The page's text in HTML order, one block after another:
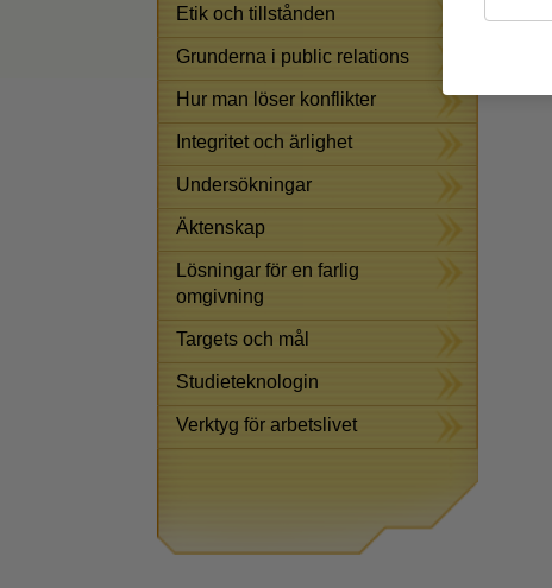
Etik och tillstånden
Grunderna i public relations
Hur man löser konflikter
Integritet och ärlighet
Undersökningar
Äktenskap
Lösningar för en farlig
omgivning
Targets och mål
Studieteknologin
Verktyg för arbetslivet